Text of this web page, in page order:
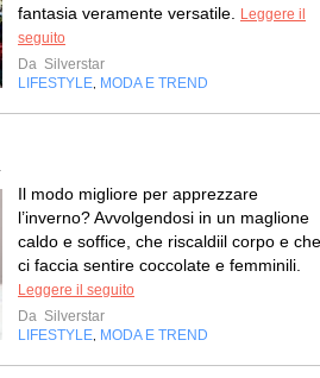
fantasia veramente versatile.
Leggere il
seguito
Da Silverstar
LIFESTYLE MODA E TREND
Il modo migliore per apprezzare
l’inverno? Avvolgendosi in un maglione
caldo e soffice, che riscaldiil corpo e che
ci faccia sentire coccolate e femminili.
Leggere il seguito
Da Silverstar
LIFESTYLE MODA E TREND